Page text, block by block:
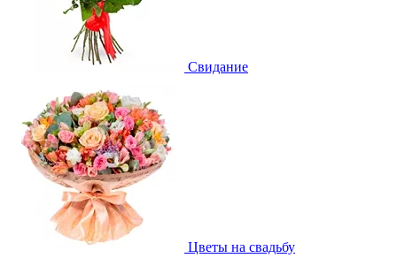
Свидание
Цветы на свадьбу